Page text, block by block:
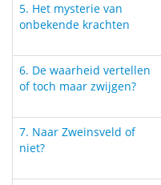
5. Het mysterie van
onbekende krachten
6. De waarheid vertellen
of toch maar zwijgen?
7. Naar Zweinsveld of
niet?